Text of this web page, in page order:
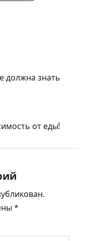
должна знать
от еды!
*